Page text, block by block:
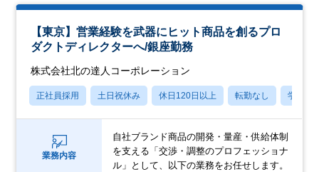
【東京】営業経験を武器にヒット商品を創るプロ
ダクトディレクターへ/銀座勤務
株式会社北の達人コーポレーション
正社員採用 土日祝休み 休日120日以上 転勤なし 学歴不
業務内容
自社ブランド商品の開発・量産・供給体制
を支える「交渉・調整のプロフェッショナ
ル」として、以下の業務をお任せします。